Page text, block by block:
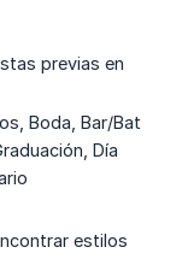
previas en
Boda, Bar/Bat
Día
estilos